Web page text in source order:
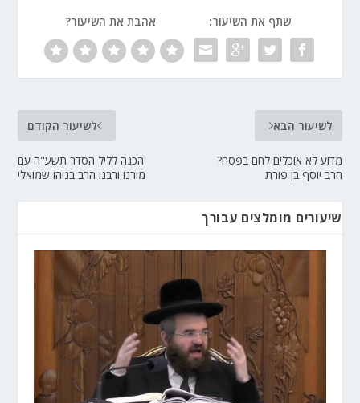
שתף את השיעור: אהבת את השיעור?
לשיעור הקודם
הכנה לליל הסדר תשע"ה עם
מורנו ורבנו הרב בניהו שמואלי
לשיעור הבא
מדוע לא אוכלים לחם בפסח?
הרב יוסף בן פורת
שיעורים מומלצים עבורך